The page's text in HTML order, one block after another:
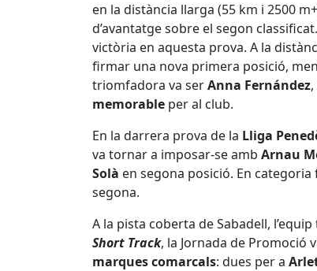
en la distància llarga (55 km i 2500
d’avantatge sobre el segon
victòria en aquesta prova. A la
firmar una nova primera posició,
triomfadora va serAnna Fernández
memorable per al club.
En la darrera prova de la Lliga
va tornar a imposar-se amb Arnau
Solà en segona posició. En categoria
segona.
A la pista coberta de Sabadell,
Short Track, la Jornada de Promoció
marques comarcals: dues per a